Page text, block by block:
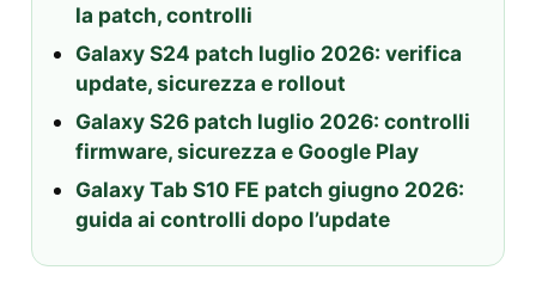
la patch, controlli
Galaxy S24 patch luglio 2026: verifica
update, sicurezza e rollout
Galaxy S26 patch luglio 2026: controlli
firmware, sicurezza e Google Play
Galaxy Tab S10 FE patch giugno 2026:
guida ai controlli dopo l’update